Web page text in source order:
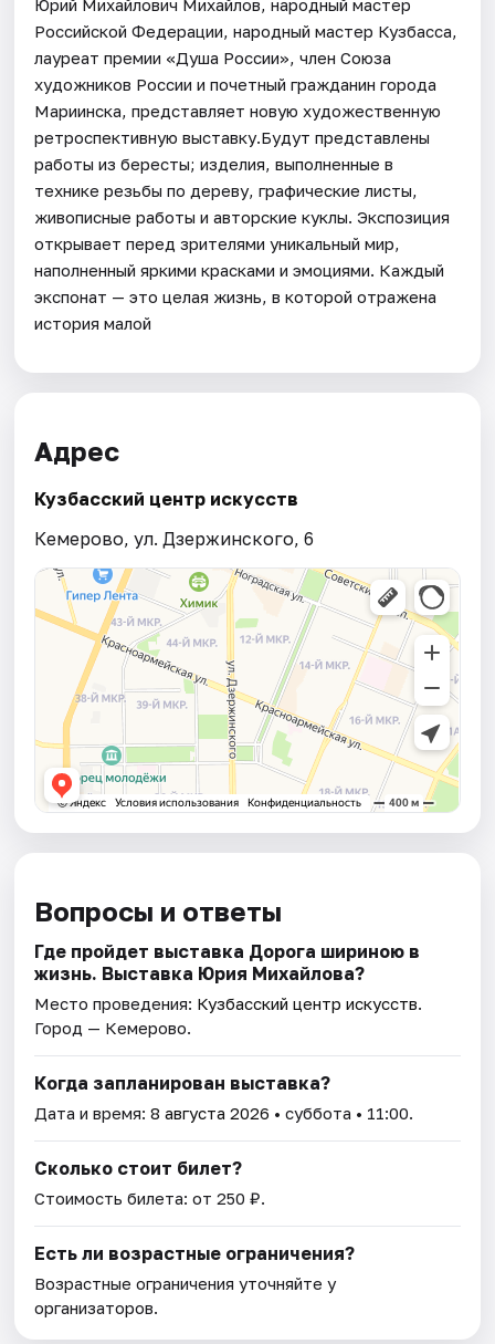
Юрий Михайлович Михайлов, народный мастер
Российской Федерации, народный мастер Кузбасса,
лауреат премии «Душа России», член Союза
художников России и почетный гражданин города
Мариинска, представляет новую художественную
ретроспективную выставку.Будут представлены
работы из бересты; изделия, выполненные в
технике резьбы по дереву, графические листы,
живописные работы и авторские куклы. Экспозиция
открывает перед зрителями уникальный мир,
наполненный яркими красками и эмоциями. Каждый
экспонат — это целая жизнь, в которой отражена
история малой
Адрес
Кузбасский центр искусств
Кемерово, ул. Дзержинского, 6
Вопросы и ответы
Где пройдет выставка Дорога шириною в
жизнь. Выставка Юрия Михайлова?
Место проведения: Кузбасский центр искусств.
Город — Кемерово.
Когда запланирован выставка?
Дата и время:8 августа 2026 • суббота • 11:00.
Сколько стоит билет?
Стоимость билета: от 250 ₽.
Есть ли возрастные ограничения?
Возрастные ограничения уточняйте у
организаторов.